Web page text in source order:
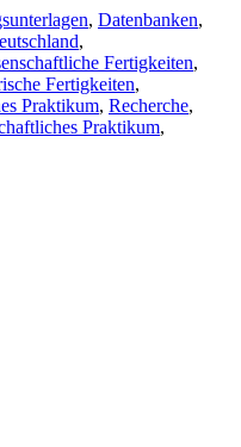
, Datenbanken,
,
Fertigkeiten,
Fertigkeiten,
Praktikum, Recherche,
Praktikum,